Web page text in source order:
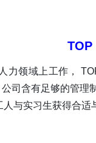
TOP
力领域上工作，
司含有足够的管
与实习生获得合适